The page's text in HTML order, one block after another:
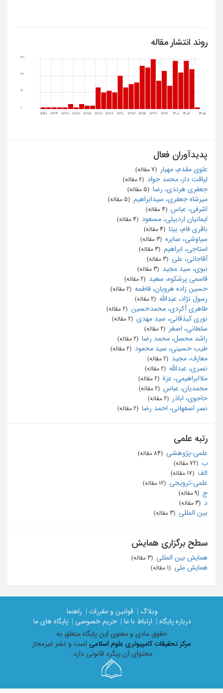
روند انتشار مقاله
1351 1364 1378 1382 1385 1387 1389 1391 1393 1395 1397 1399 1401 1403 1405
10
20
30
پدیدآوران فعال
علوی مقدم، مهیار
لیاقت دار، محمد جواد
جعفری هرندی، رضا
میرشاه جعفری، سیدابراهیم
اشرفی، عباس
ایمانیان اردبیلی، مسعود
باقری فام، بیتا
سیاوشی، صابره
استاجی، ابراهیم
آقاجانی، علی
نبوی، سید مجید
قاسمی پرشکوه، سعید
حسین زاده هرویان، فاطمه
رسول نژاد، عبدالله
طاهری آکردی، محمدحسین
نوری کیذقانی، سید مهدی
سلطانی، اصغر
راشد محصل، محمد رضا
طیب حسینی، سید محمود
معارف، مجید
نصری، عبدالله
ملاابراهیمي، عزة
محمدیان، عباس
حاجوی، اباذر
نصر اصفهانی، احمد رضا
رتبه علمی
علمی-پژوهشی
ب
الف
علمی-ترویجی
ج
د
بین المللی
سطح برگزاری همایش
همایش بین المللی
همایش ملی
وبلاگ | قوانین و مقررات |
راهنما
درباره پایگاه |
ارتباط با ما | حریم خصوصی |
پایگاه های ما
حقوق مادی و معنوی اين پايگاه متعلق به
مرکز تحقیقات کامپیوتری علوم اسلامی است و نشر غیرمجاز
محتوای آن پیگرد قانونی دارد.